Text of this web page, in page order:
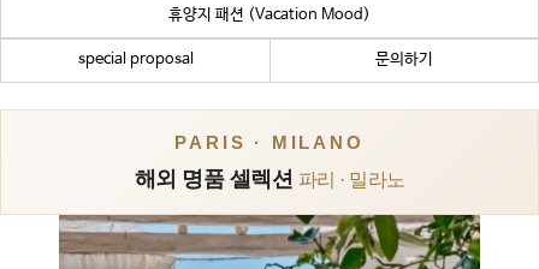
휴양지 패션 (Vacation Mood)
special proposal 문의하기
PARIS · MILANO
해외 명품 셀렉션 파리 · 밀라노